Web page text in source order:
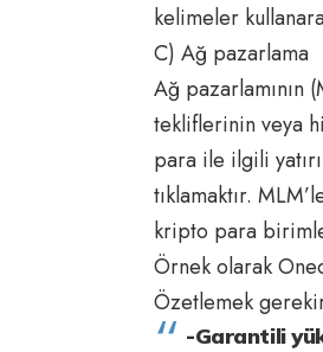
kelimeler
C) Ağ pazarlama
Ağ pazarlamının
tekliflerinin veya
para ile ilgili
tıklamaktır.
kripto para
Örnek olarak
Özetlemek
-Garantili